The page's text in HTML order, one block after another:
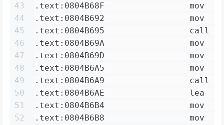
43
44
45
46
47
48
49
50
51
52
.text:0804B68F                 mov
.text:0804B692                 mov
.text:0804B695                 call
.text:0804B69A                 mov
.text:0804B69D                 mov
.text:0804B6A5                 mov
.text:0804B6A9                 call
.text:0804B6AE                 lea
.text:0804B6B4                 mov
.text:0804B6B8                 mov